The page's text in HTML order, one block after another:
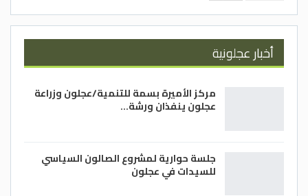
أخبار عجلونية
مركز الأميرة بسمة للتنمية/عجلون وزراعة
عجلون ينفذان ورشة…
جلسة حوارية لمشروع الصالون السياسي
للسيدات في عجلون